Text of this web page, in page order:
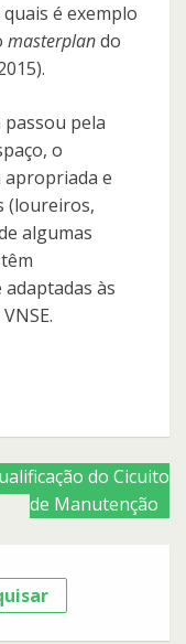
é exemplo
masterplando
passou pela
o
e
(loureiros,
algumas
às
do Cicuito
de Manutenção